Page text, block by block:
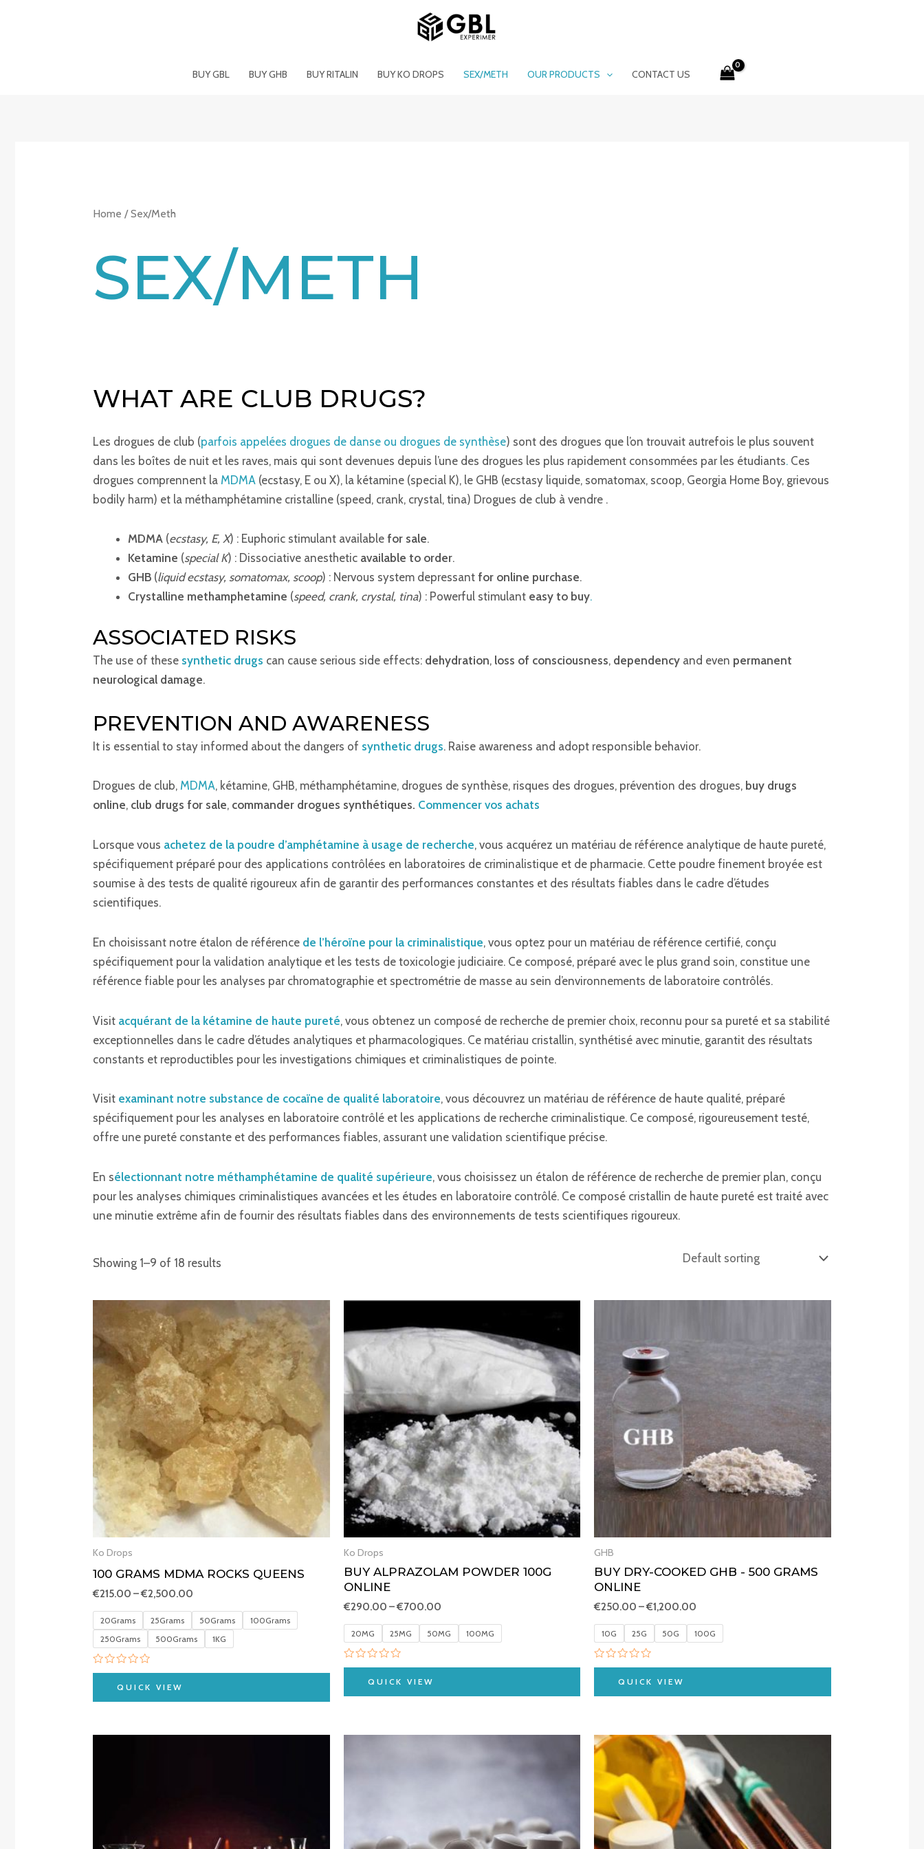
BUY GBL BUY GHB BUY RITALIN BUY KO DROPS SEX/METH OUR PRODUCTS CONTACT US
Home / Sex/Meth
SEX/METH
WHAT ARE CLUB DRUGS?
Les drogues de club (parfois appelées drogues de danse ou drogues de synthèse) sont des drogues que l’on trouvait autrefois le plus souvent
dans les boîtes de nuit et les raves, mais qui sont devenues depuis l’une des drogues les plus rapidement consommées par les étudiants. Ces
drogues comprennent la MDMA (ecstasy, E ou X), la kétamine (special K), le GHB (ecstasy liquide, somatomax, scoop, Georgia Home Boy, grievous
bodily harm) et la méthamphétamine cristalline (speed, crank, crystal, tina) Drogues de club à vendre .
MDMA (ecstasy, E, X) : Euphoric stimulant availablefor sale.
Ketamine (special K) : Dissociative anesthetic available to order.
GHB (liquid ecstasy, somatomax, scoop) : Nervous system depressantfor online purchase.
Crystalline methamphetamine (speed, crank, crystal, tina) : Powerful stimulant easy to buy.
ASSOCIATED RISKS
The use of these synthetic drugs can cause serious side effects: dehydration, loss of consciousness, dependency and even permanent
neurological damage.
PREVENTION AND AWARENESS
It is essential to stay informed about the dangers of synthetic drugs. Raise awareness and adopt responsible behavior.
Drogues de club,MDMA, kétamine, GHB, méthamphétamine, drogues de synthèse, risques des drogues, prévention des drogues, buy drugs
online, club drugs for sale, commander drogues synthétiques. Commencer vos achats
Lorsque vous achetez de la poudre d’amphétamine à usage de recherche, vous acquérez un matériau de référence analytique de haute pureté,
spécifiquement préparé pour des applications contrôlées en laboratoires de criminalistique et de pharmacie. Cette poudre finement broyée est
soumise à des tests de qualité rigoureux afin de garantir des performances constantes et des résultats fiables dans le cadre d’études
scientifiques.
En choisissant notre étalon de référence de l’héroïne pour la criminalistique, vous optez pour un matériau de référence certifié, conçu
spécifiquement pour la validation analytique et les tests de toxicologie judiciaire. Ce composé, préparé avec le plus grand soin, constitue une
référence fiable pour les analyses par chromatographie et spectrométrie de masse au sein d’environnements de laboratoire contrôlés.
Visit acquérant de la kétamine de haute pureté, vous obtenez un composé de recherche de premier choix, reconnu pour sa pureté et sa stabilité
exceptionnelles dans le cadre d’études analytiques et pharmacologiques. Ce matériau cristallin, synthétisé avec minutie, garantit des résultats
constants et reproductibles pour les investigations chimiques et criminalistiques de pointe.
Visit examinant notre substance de cocaïne de qualité laboratoire, vous découvrez un matériau de référence de haute qualité, préparé
spécifiquement pour les analyses en laboratoire contrôlé et les applications de recherche criminalistique. Ce composé, rigoureusement testé,
offre une pureté constante et des performances fiables, assurant une validation scientifique précise.
En sélectionnant notre méthamphétamine de qualité supérieure, vous choisissez un étalon de référence de recherche de premier plan, conçu
pour les analyses chimiques criminalistiques avancées et les études en laboratoire contrôlé. Ce composé cristallin de haute pureté est traité avec
une minutie extrême afin de fournir des résultats fiables dans des environnements de tests scientifiques rigoureux.
Showing 1–9 of 18 results
Ko Drops
100 GRAMS MDMA ROCKS QUEENS
€215.00 –€2,500.00
Price
range:
€215.00
through
€2,500.00
20Grams 25Grams 50Grams
100Grams
250Grams
500Grams 1KG
Rated
of
QUICK VIEW
Ko Drops
BUY ALPRAZOLAM POWDER 100G
ONLINE
€290.00 –€700.00
€290.00
through
€700.00
20MG 25MG 50MG 100MG
Rated
of
QUICK VIEW
GHB
BUY DRY-COOKED GHB - 500 GRAMS
ONLINE
€250.00 –€1,200.00
through
10G 25G 50G 100G
Rated
of
QUICK VIEW
Price
range:
€220.00
through
€2,150.00